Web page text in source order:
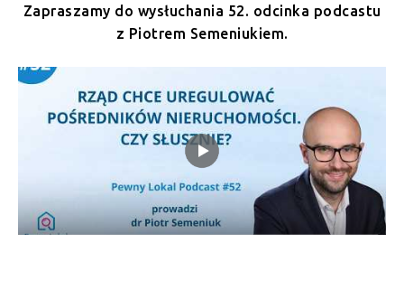
Zapraszamy do wysłuchania 52. odcinka podcastu
z Piotrem Semeniukiem.